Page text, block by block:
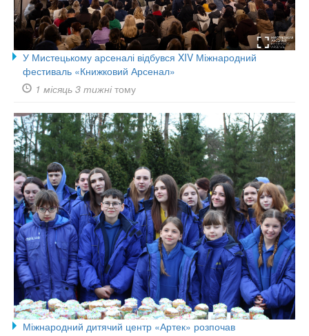
У Мистецькому арсеналі відбувся XIV Міжнародний
фестиваль «Книжковий Арсенал»
1 місяць 3 тижнітому
Міжнародний дитячий центр «Артек» розпочав